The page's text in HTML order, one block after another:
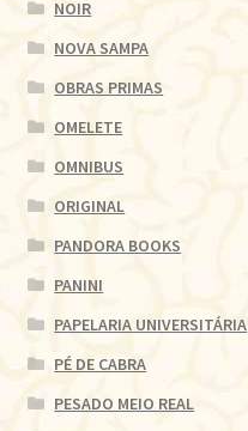
NOIR
NOVA SAMPA
OBRAS PRIMAS
OMELETE
OMNIBUS
ORIGINAL
PANDORA BOOKS
PANINI
PAPELARIA UNIVERSITÁRIA
PÉ DE CABRA
PESADO MEIO REAL